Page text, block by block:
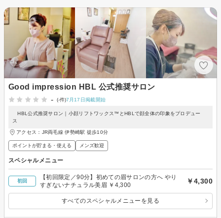
Good impression HBL 公式推奨サロン
-
(-件)7月17日掲載開始
HBL公式推奨サロン｜小顔リフトワックス™とHBLで顔全体の印象をプロデュー
ス
アクセス：JR両毛線 伊勢崎駅 徒歩10分
ポイントが貯まる・使える メンズ歓迎
スペシャルメニュー
初回
【初回限定／90分】初めての眉サロンの方へ やり
すぎないナチュラル美眉 ￥4,300
￥4,300
すべてのスペシャルメニューを見る